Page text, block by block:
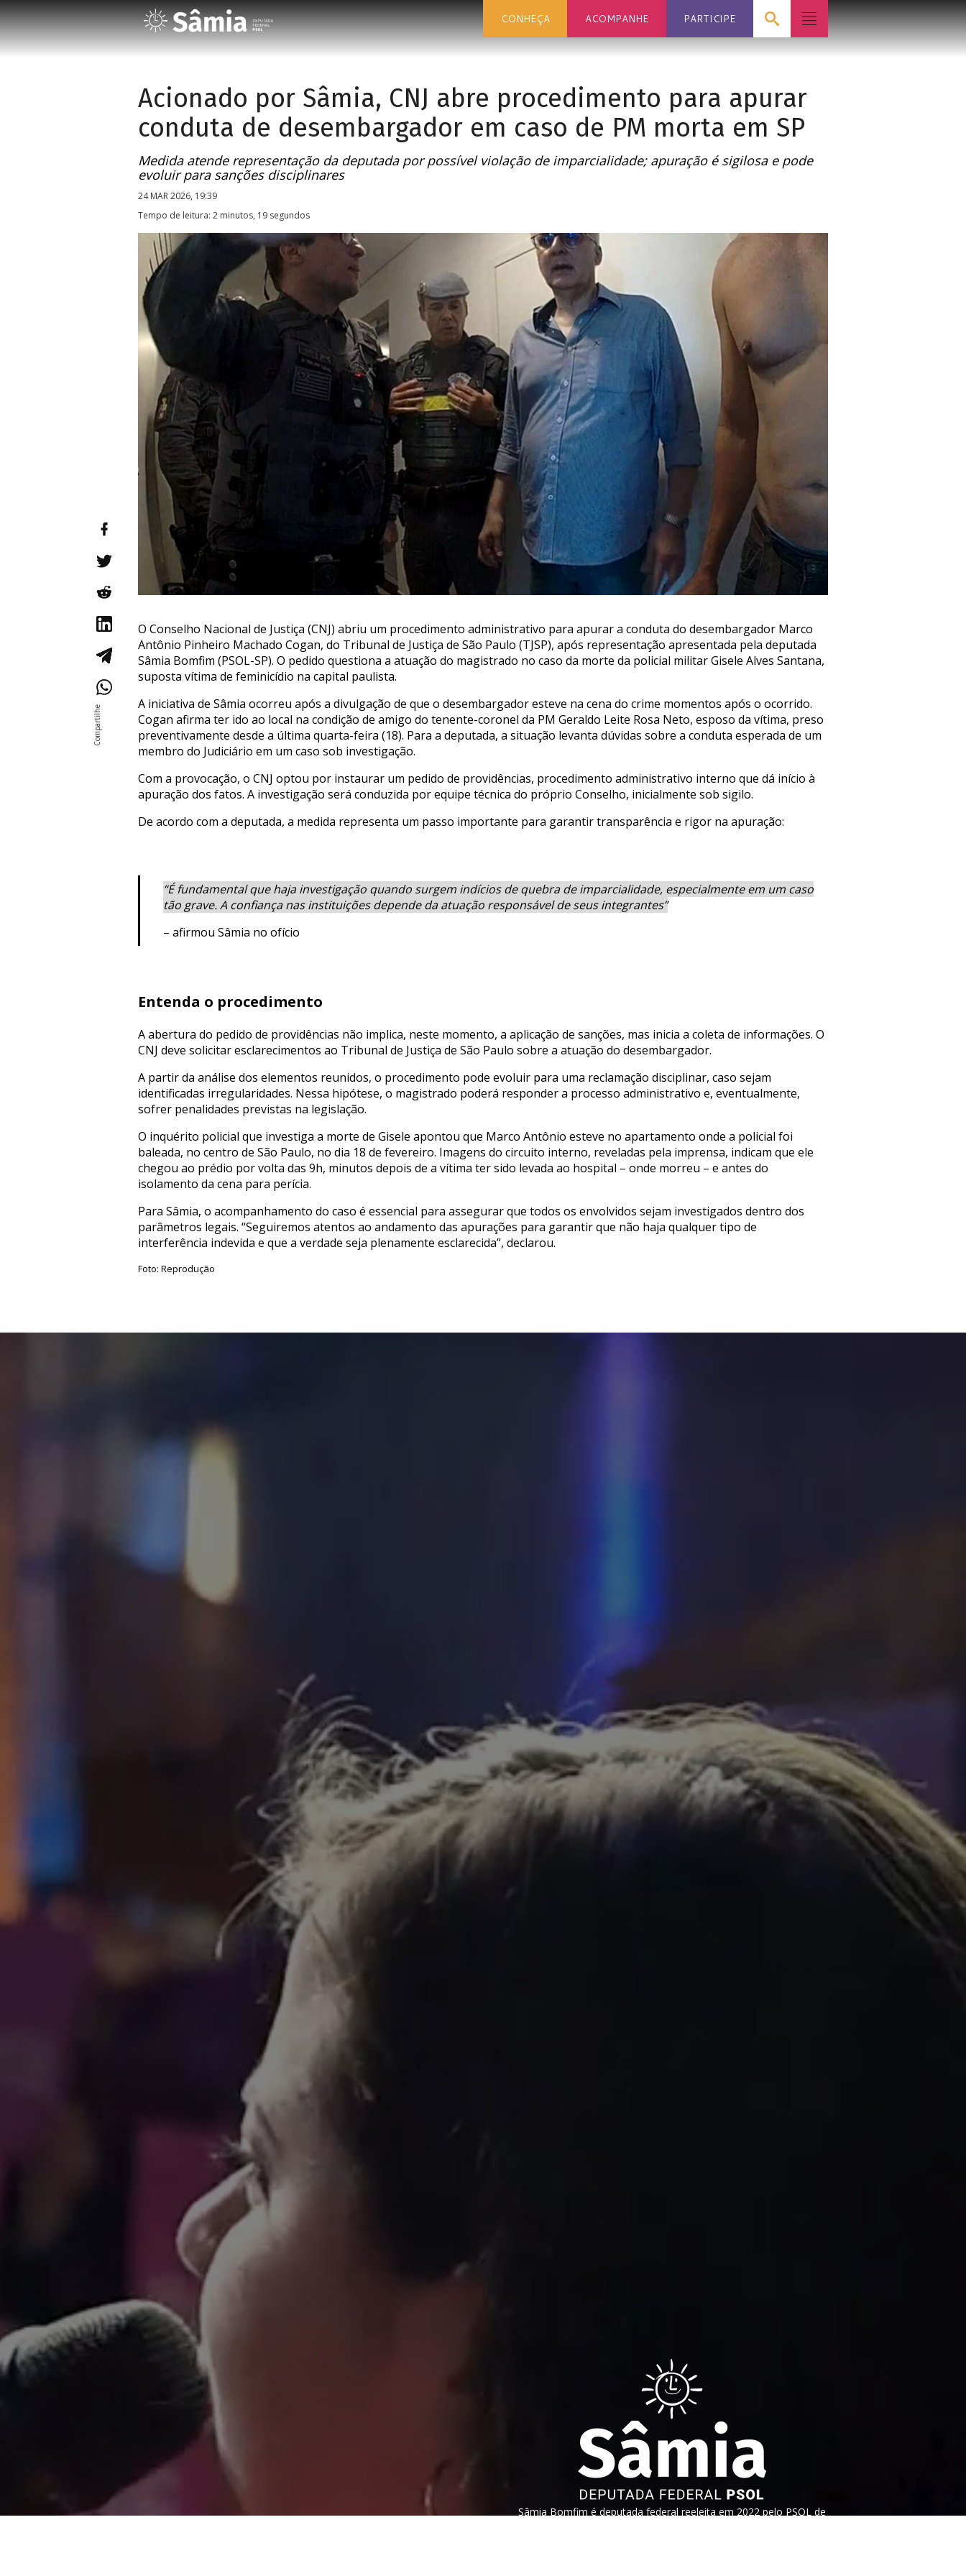
CONHEÇA ACOMPANHE PARTICIPE
Acionado por Sâmia, CNJ abre procedimento para apurar
conduta de desembargador em caso de PM morta em SP
Medida atende representação da deputada por possível violação de imparcialidade; apuração é sigilosa e pode
evoluir para sanções disciplinares
24 MAR 2026, 19:39
Tempo de leitura: 2 minutos, 19 segundos
O Conselho Nacional de Justiça (CNJ) abriu um procedimento administrativo para apurar a conduta do desembargador Marco
Antônio Pinheiro Machado Cogan, do Tribunal de Justiça de São Paulo (TJSP), após representação apresentada pela deputada
Sâmia Bomfim (PSOL-SP). O pedido questiona a atuação do magistrado no caso da morte da policial militar Gisele Alves Santana,
suposta vítima de feminicídio na capital paulista.
A iniciativa de Sâmia ocorreu após a divulgação de que o desembargador esteve na cena do crime momentos após o ocorrido.
Cogan afirma ter ido ao local na condição de amigo do tenente-coronel da PM Geraldo Leite Rosa Neto, esposo da vítima, preso
preventivamente desde a última quarta-feira (18). Para a deputada, a situação levanta dúvidas sobre a conduta esperada de um
membro do Judiciário em um caso sob investigação.
Com a provocação, o CNJ optou por instaurar um pedido de providências, procedimento administrativo interno que dá início à
apuração dos fatos. A investigação será conduzida por equipe técnica do próprio Conselho, inicialmente sob sigilo.
De acordo com a deputada, a medida representa um passo importante para garantir transparência e rigor na apuração:
“É fundamental que haja investigação quando surgem indícios de quebra de imparcialidade, especialmente em um caso
tão grave. A confiança nas instituições depende da atuação responsável de seus integrantes”
– afirmou Sâmia no ofício
Entenda o procedimento
A abertura do pedido de providências não implica, neste momento, a aplicação de sanções, mas inicia a coleta de informações. O
CNJ deve solicitar esclarecimentos ao Tribunal de Justiça de São Paulo sobre a atuação do desembargador.
A partir da análise dos elementos reunidos, o procedimento pode evoluir para uma reclamação disciplinar, caso sejam
identificadas irregularidades. Nessa hipótese, o magistrado poderá responder a processo administrativo e, eventualmente,
sofrer penalidades previstas na legislação.
O inquérito policial que investiga a morte de Gisele apontou que Marco Antônio esteve no apartamento onde a policial foi
baleada, no centro de São Paulo, no dia 18 de fevereiro. Imagens do circuito interno, reveladas pela imprensa, indicam que ele
chegou ao prédio por volta das 9h, minutos depois de a vítima ter sido levada ao hospital – onde morreu – e antes do
isolamento da cena para perícia.
Para Sâmia, o acompanhamento do caso é essencial para assegurar que todos os envolvidos sejam investigados dentro dos
parâmetros legais. “Seguiremos atentos ao andamento das apurações para garantir que não haja qualquer tipo de
interferência indevida e que a verdade seja plenamente esclarecida”, declarou.
Foto: Reprodução
Sâmia Bomfim é deputada federal reeleita em 2022 pelo PSOL de